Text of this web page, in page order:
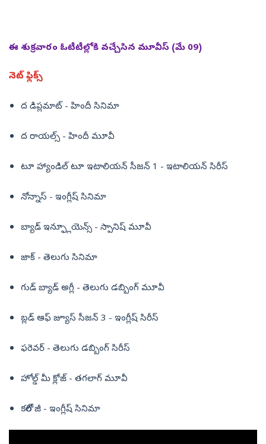
ఈ శుక్రవారం ఓటీటీల్లోకి వచ్చేసిన మూవీస్ (మే 09)
నెట్ ఫ్లిక్స్
ద డిప్లమాట్ - హిందీ సినిమా
ద రాయల్స్ - హిందీ మూవీ
టూ హ్యాండిల్ టూ ఇటాలియన్ సీజన్ 1 - ఇటాలియన్ సిరీస్
నోన్నాస్ - ఇంగ్లీష్ సినిమా
బ్యాడ్ ఇన్ఫ్లూయెన్స్ - స్పానిష్ మూవీ
జాక్ - తెలుగు సినిమా
గుడ్ బ్యాడ్ అగ్లీ - తెలుగు డబ్బింగ్ మూవీ
బ్లడ్ ఆఫ్ జ్యూస్ సీజన్ 3 - ఇంగ్లీష్ సిరీస్
ఫరెవర్ - తెలుగు డబ్బింగ్ సిరీస్
హోల్డ్ మీ క్లోజ్ - తగలాగ్ మూవీ
కరోల్ జీ - ఇంగ్లీష్ సినిమా